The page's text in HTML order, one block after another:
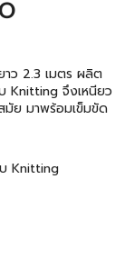
าว 2.3 เมตร ผลิต
Knitting จึงเหนียว
ย มาพร้อมเข็มขัด
Knitting